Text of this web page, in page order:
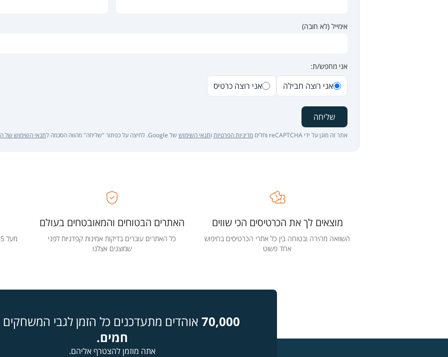
אימייל (לא חובה)
אני מחפש/ת:
אני רוצה חבילה אני רוצה כרטיס
שליחה
אתר זה מוגן על ידי reCAPTCHA וחלים מדיניות הפרטיות ותנאי השימוש של Google. לחיצה על כפתור "שליחה" מהווה הסכמה ל תנאי השימוש של
האתרים הבטוחים והמאובטחים בעולם
כל האתרים עוברים בדיקות אמינות קפדניות לפני
שמוצגים אצלנו
מוצאים לך את הכרטיסים הכי שווים
השוואה מהירה ובטוחה בין כל אתרי הכרטיסים בחיפוש
אחד פשוט
70,000 אוהדים מתעדכנים כל הזמן לגבי המשחקים
חמים.
אתה מוזמן להצטרף אליהם.